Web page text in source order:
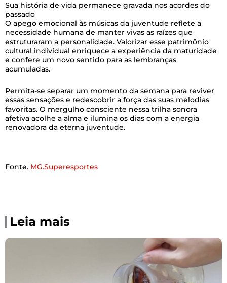
Sua história de vida permanece gravada nos acordes do
passado
O apego emocional às músicas da juventude reflete a
necessidade humana de manter vivas as raízes que
estruturaram a personalidade. Valorizar esse patrimônio
cultural individual enriquece a experiência da maturidade
e confere um novo sentido para as lembranças
acumuladas.
Permita-se separar um momento da semana para reviver
essas sensações e redescobrir a força das suas melodias
favoritas. O mergulho consciente nessa trilha sonora
afetiva acolhe a alma e ilumina os dias com a energia
renovadora da eterna juventude.
Fonte. MG.Superesportes
Leia mais